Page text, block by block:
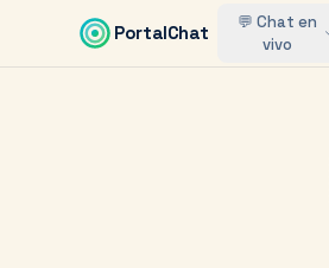
Saltar al contenido principal
PortalChat
💬 Chat en
vivo